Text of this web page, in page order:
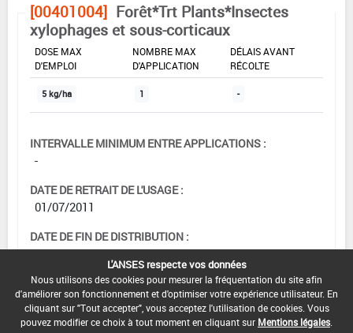
[00401004] Forêt*Trt Plants*Insectes
xylophages et sous-corticaux
DOSE MAX
D'EMPLOI
NOMBRE MAX
D'APPLICATION
DÉLAIS AVANT
RÉCOLTE
5 kg/ha 1 -
INTERVALLE MINIMUM ENTRE APPLICATIONS :
-
DATE DE RETRAIT DE L'USAGE :
01/07/2011
DATE DE FIN DE DISTRIBUTION :
-
DATE DE FIN D'UTILISATION :
-
L'ANSES respecte vos données
Nous utilisons des cookies pour mesurer la fréquentation du site afin
d'améliorer son fonctionnement et d'optimiser votre expérience utilisateur. En
cliquant sur "Tout accepter", vous acceptez l'utilisation de cookies. Vous
pouvez modifier ce choix à tout moment en cliquant sur Mentions légales